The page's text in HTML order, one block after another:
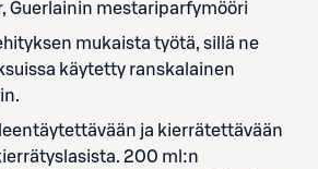
Guerlainin mestariparfymööri
mukaista työtä, sillä ne
käytetty ranskalainen
ja kierrätettävään
200 ml:n